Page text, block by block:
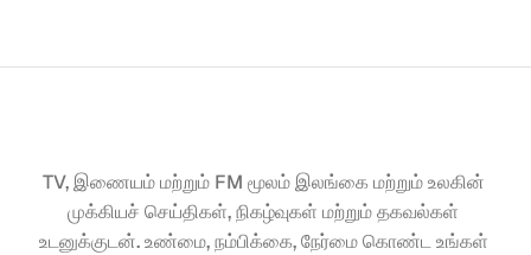
TV, இணையம் மற்றும் FM மூலம் இலங்கை மற்றும் உலகின்
முக்கியச் செய்திகள், நிகழ்வுகள் மற்றும் தகவல்கள்
உடனுக்குடன். உண்மை, நம்பிக்கை, நேர்மை கொண்ட உங்கள்